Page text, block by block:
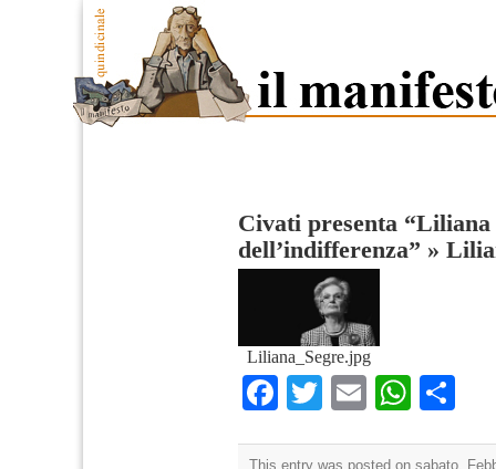
Civati presenta
dell’indifferenza” »
Liliana_Segre.jpg
Facebook
TwitterEmail
This entry was posted on sabato,